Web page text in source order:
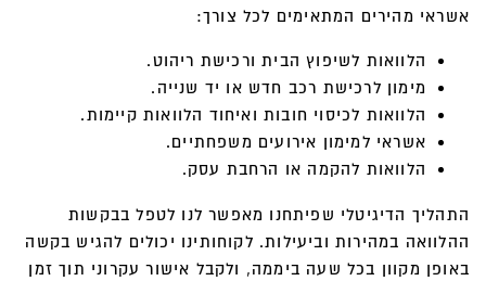
אשראי מהירים המתאימים לכל צורך:
הלוואות לשיפוץ הבית ורכישת ריהוט.
מימון לרכישת רכב חדש או יד שנייה.
הלוואות לכיסוי חובות ואיחוד הלוואות קיימות.
אשראי למימון אירועים משפחתיים.
הלוואות להקמה או הרחבת עסק.
התהליך הדיגיטלי שפיתחנו מאפשר לנו לטפל בבקשות
ההלוואה במהירות וביעילות. לקוחותינו יכולים להגיש בקשה
באופן מקוון בכל שעה ביממה, ולקבל אישור עקרוני תוך זמן